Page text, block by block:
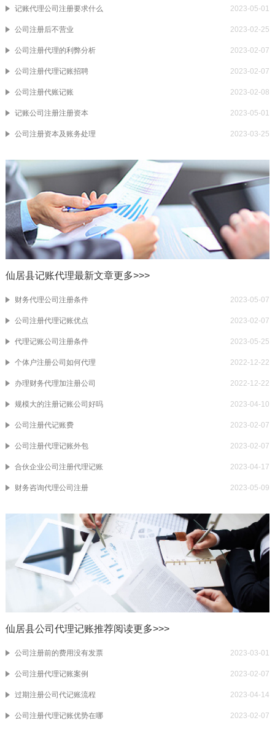
记账代理公司注册要求什么 2023-05-01
公司注册后不营业 2023-02-25
公司注册代理的利弊分析 2023-02-07
公司注册代理记账招聘 2023-02-07
公司注册代账记账 2023-02-08
记账公司注册注册资本 2023-05-01
公司注册资本及账务处理 2023-03-25
仙居县记账代理最新文章更多>>>
财务代理公司注册条件 2023-05-07
公司注册代理记账优点 2023-02-07
代理记账公司注册条件 2023-05-25
个体户注册公司如何代理 2022-12-22
办理财务代理加注册公司 2022-12-22
规模大的注册记账公司好吗 2023-04-10
公司注册代记账费 2023-02-07
公司注册代理记账外包 2023-02-07
合伙企业公司注册代理记账 2023-04-17
财务咨询代理公司注册 2023-05-09
仙居县公司代理记账推荐阅读更多>>>
公司注册前的费用没有发票 2023-03-01
公司注册代理记账案例 2023-02-07
过期注册公司代记账流程 2023-04-14
公司注册代理记账优势在哪 2023-02-07